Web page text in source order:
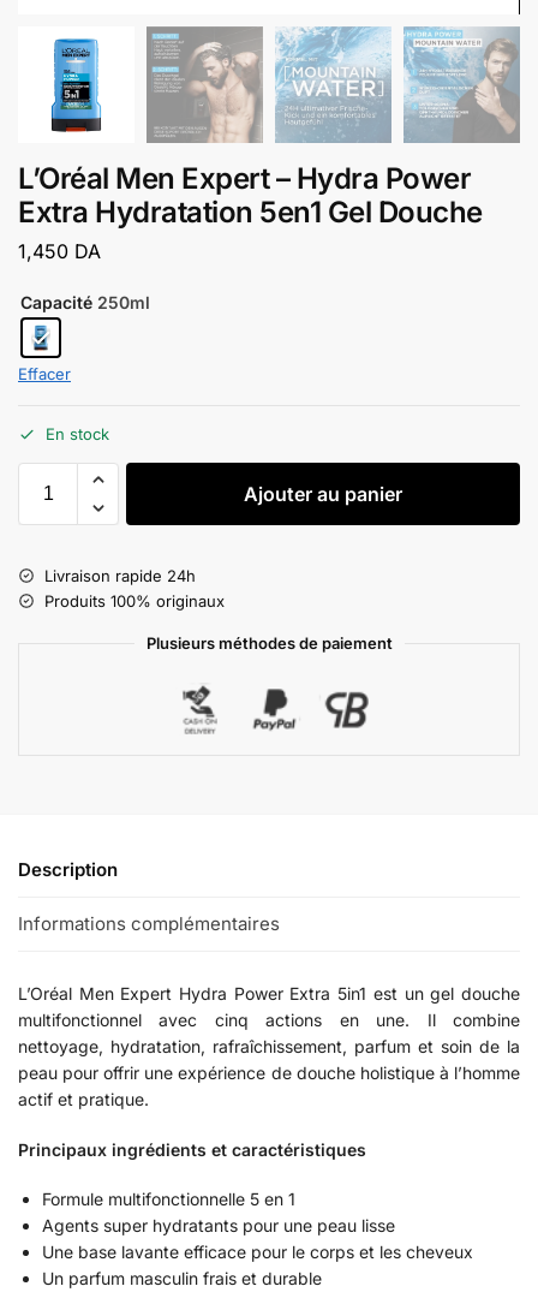
L’Oréal Men Expert – Hydra Power
Extra Hydratation 5en1 Gel Douche
1,450 DA
Capacité 250ml
Effacer
En stock
Ajouter au panier
Livraison rapide 24h
Produits 100% originaux
Plusieurs méthodes de paiement
Description
Informations complémentaires
L’Oréal Men Expert Hydra Power Extra 5in1 est un gel douche
multifonctionnel avec cinq actions en une. Il combine
nettoyage, hydratation, rafraîchissement, parfum et soin de la
peau pour offrir une expérience de douche holistique à l’homme
actif et pratique.
Principaux ingrédients et caractéristiques
Formule multifonctionnelle 5 en 1
Agents super hydratants pour une peau lisse
Une base lavante efficace pour le corps et les cheveux
Un parfum masculin frais et durable